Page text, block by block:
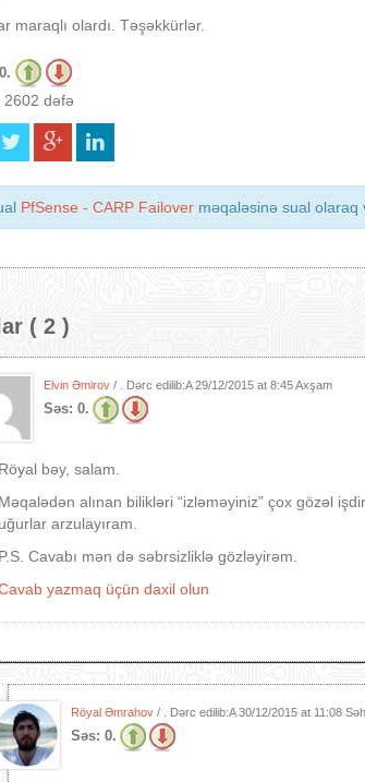
maraqlı olardı. Təşəkkürlər.
2602 dəfə
PfSense - CARP Failover məqaləsinə sual olaraq
( 2 )
Elvin Əmirov / . Dərc edilib:A29/12/2015 at 8:45 Axşam
Səs: 0.
Röyal bəy, salam.
Məqalədən alınan bilikləri “izləməyiniz” çox gözəl
uğurlar arzulayıram.
P.S. Cavabı mən də səbrsizliklə gözləyirəm.
yazmaq üçün daxil olun
Röyal Əmrahov / . Dərc edilib:A30/12/2015 at 11:08
Səs: 0.